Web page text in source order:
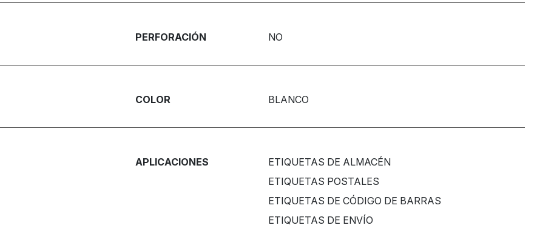
PERFORACIÓN NO
COLOR BLANCO
APLICACIONES
ETIQUETAS DE ALMACÉN
ETIQUETAS POSTALES
ETIQUETAS DE CÓDIGO DE BARRAS
ETIQUETAS DE ENVÍO